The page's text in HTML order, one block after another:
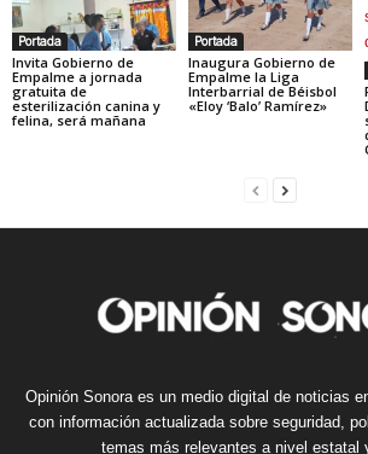
Portada
Invita Gobierno de
Empalme a jornada
gratuita de
esterilización canina y
felina, será mañana
Portada
Inaugura Gobierno de
Empalme la Liga
Interbarrial de Béisbol
«Eloy ‘Balo’ Ramírez»
Opinión Sonora es un medio digital de noticias
con información actualizada sobre seguridad,
temas más relevantes a nivel estatal